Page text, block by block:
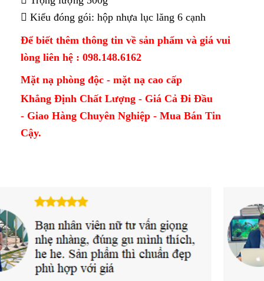
 Kiểu đóng gói: hộp nhựa lục lăng 6 cạnh
Để biết thêm thông tin về sản phẩm và giá vui
lòng liên hệ : 098.148.6162
Mặt nạ phòng độc - mặt nạ cao cấp
Khẳng Định Chất Lượng - Giá Cả Đi Đầu
- Giao Hàng Chuyên Nghiệp - Mua Bán Tin
Cậy.